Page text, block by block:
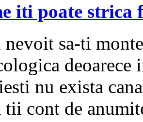
iti poate strica
nevoit sa-ti
deoarece
nu exista
tii cont de